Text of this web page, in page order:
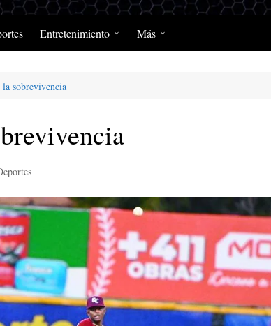
Entretenimiento
MerengClásicos
Más
sobrevivencia